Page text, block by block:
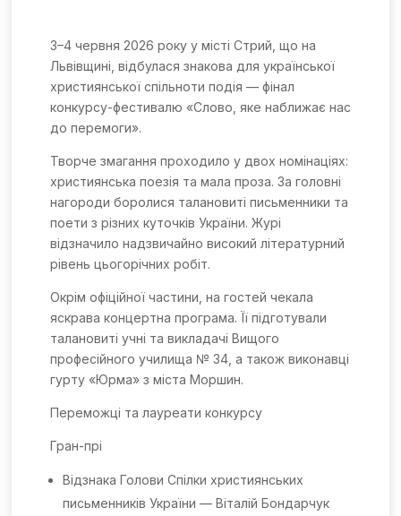
3–4 червня 2026 року у місті Стрий, що на
Львівщині, відбулася знакова для української
християнської спільноти подія — фінал
конкурсу-фестивалю «Слово, яке наближає нас
до перемоги».
Творче змагання проходило у двох номінаціях:
християнська поезія та мала проза. За головні
нагороди боролися талановиті письменники та
поети з різних куточків України. Журі
відзначило надзвичайно високий літературний
рівень цьогорічних робіт.
Окрім офіційної частини, на гостей чекала
яскрава концертна програма. Її підготували
талановиті учні та викладачі Вищого
професійного училища № 34, а також виконавці
гурту «Юрма» з міста Моршин.
Переможці та лауреати конкурсу
Гран-прі
Відзнака Голови Спілки християнських
письменників України — Віталій Бондарчук